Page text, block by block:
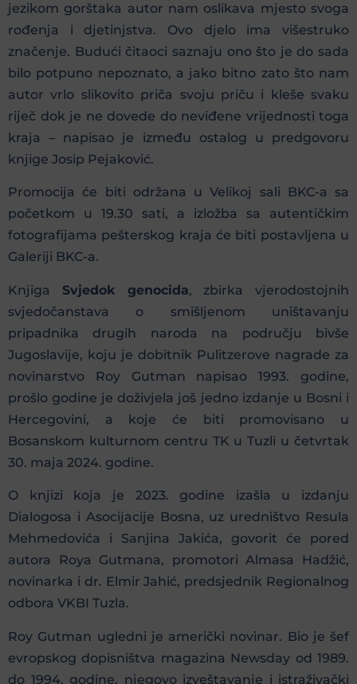
jezikom gorštaka autor nam oslikava mjesto svoga
rođenja i djetinjstva. Ovo djelo ima višestruko
značenje. Budući čitaoci saznaju ono što je do sada
bilo potpuno nepoznato, a jako bitno zato što nam
autor vrlo slikovito priča svoju priču i kleše svaku
riječ dok je ne dovede do neviđene vrijednosti toga
kraja – napisao je između ostalog u predgovoru
knjige Josip Pejaković.
Promocija će biti održana u Velikoj sali BKC-a sa
početkom u 19.30 sati, a izložba sa autentičkim
fotografijama pešterskog kraja će biti postavljena u
Galeriji BKC-a.
Knjiga Svjedok genocida, zbirka vjerodostojnih
svjedočanstava o smišljenom uništavanju
pripadnika drugih naroda na području bivše
Jugoslavije, koju je dobitnik Pulitzerove nagrade za
novinarstvo Roy Gutman napisao 1993. godine,
prošlo godine je doživjela još jedno izdanje u Bosni i
Hercegovini, a koje će biti promovisano u
Bosanskom kulturnom centru TK u Tuzli u četvrtak
30. maja 2024. godine.
O knjizi koja je 2023. godine izašla u izdanju
Dialogosa i Asocijacije Bosna, uz uredništvo Resula
Mehmedovića i Sanjina Jakića, govorit će pored
autora Roya Gutmana, promotori Almasa Hadžić,
novinarka i dr. Elmir Jahić, predsjednik Regionalnog
odbora VKBI Tuzla.
Roy Gutman ugledni je američki novinar. Bio je šef
evropskog dopisništva magazina Newsday od 1989.
do 1994. godine, njegovo izveštavanje i istraživački